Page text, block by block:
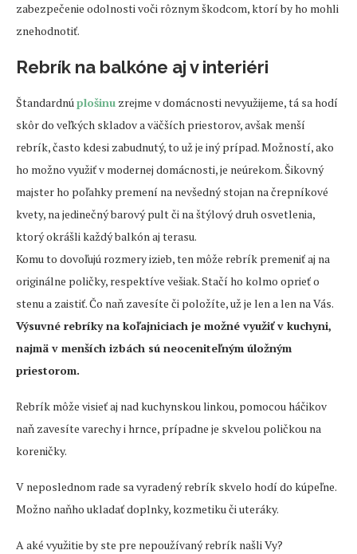
zabezpečenie odolnosti voči rôznym škodcom, ktorí by ho mohli
znehodnotiť.
Rebrík na balkóne aj v interiéri
Štandardnúplošinu zrejme v domácnosti nevyužijeme, tá sa hodí
skôr do veľkých skladov a väčších priestorov, avšak menší
rebrík, často kdesi zabudnutý, to už je iný prípad. Možností, ako
ho možno využiť v modernej domácnosti, je neúrekom. Šikovný
majster ho poľahky premení na nevšedný stojan na črepníkové
kvety, na jedinečný barový pult či na štýlový druh osvetlenia,
ktorý okrášli každý balkón aj terasu.
Komu to dovoľujú rozmery izieb, ten môže rebrík premeniť aj na
originálne poličky, respektíve vešiak. Stačí ho kolmo oprieť o
stenu a zaistiť. Čo naň zavesíte či položíte, už je len a len na Vás.
Výsuvné rebríky na koľajniciach je možné využiť v kuchyni,
najmä v menších izbách sú neoceniteľným úložným
priestorom.
Rebrík môže visieť aj nad kuchynskou linkou, pomocou háčikov
naň zavesíte varechy i hrnce, prípadne je skvelou poličkou na
koreničky.
V neposlednom rade sa vyradený rebrík skvelo hodí do kúpeľne.
Možno naňho ukladať doplnky, kozmetiku či uteráky.
A aké využitie by ste pre nepoužívaný rebrík našli Vy?